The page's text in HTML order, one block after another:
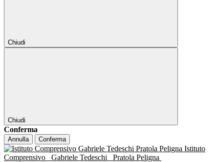
Chiudi
Chiudi
Conferma
Annulla Conferma
Istituto
Comprensivo
Gabriele Tedeschi Pratola Peligna